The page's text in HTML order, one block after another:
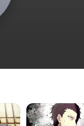
Angels
of
Death